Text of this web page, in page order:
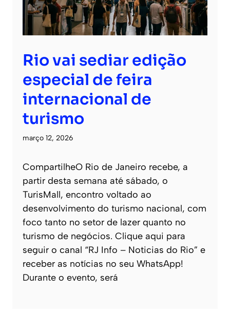
Rio vai sediar edição
especial de feira
internacional de
turismo
março 12, 2026
CompartilheO Rio de Janeiro recebe, a
partir desta semana até sábado, o
TurisMall, encontro voltado ao
desenvolvimento do turismo nacional, com
foco tanto no setor de lazer quanto no
turismo de negócios. Clique aqui para
seguir o canal “RJ Info – Noticias do Rio” e
receber as notícias no seu WhatsApp!
Durante o evento, será